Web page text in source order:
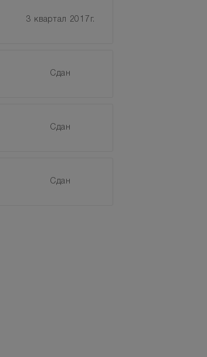
3 квартал 2017г.
Сдан
Сдан
Сдан